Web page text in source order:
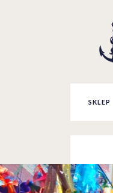
SKLEP